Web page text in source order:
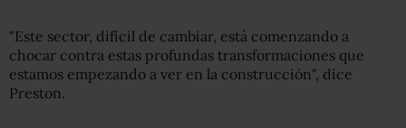
"Este sector, difícil de cambiar, está comenzando a
chocar contra estas profundas transformaciones que
estamos empezando a ver en la construcción", dice
Preston.